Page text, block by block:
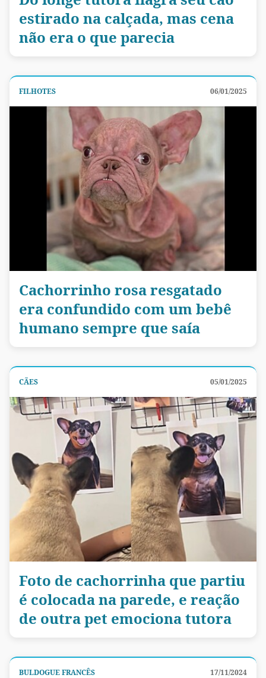
estirado na calçada, mas cena
não era o que parecia
FILHOTES 06/01/2025
Cachorrinho rosa resgatado
era confundido com um bebê
humano sempre que saía
CÃES 05/01/2025
Foto de cachorrinha que partiu
é colocada na parede, e reação
de outra pet emociona tutora
BULDOGUE FRANCÊS 17/11/2024